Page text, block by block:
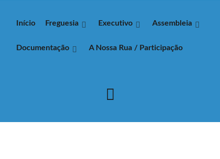
Início Freguesia Executivo Assembleia
Documentação A Nossa Rua / Participação